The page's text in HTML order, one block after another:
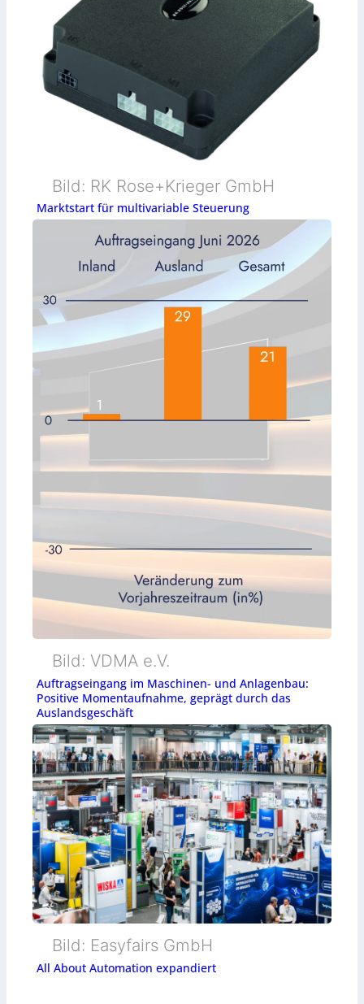
Bild: RK Rose+Krieger GmbH
Marktstart für multivariable Steuerung
Bild: VDMA e.V.
Auftragseingang im Maschinen- und Anlagenbau:
Positive Momentaufnahme, geprägt durch das
Auslandsgeschäft
Bild: Easyfairs GmbH
All About Automation expandiert